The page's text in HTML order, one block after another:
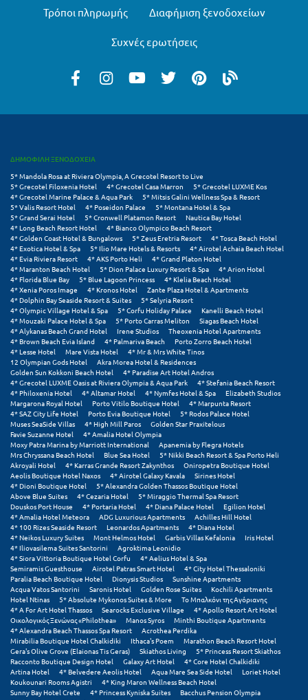
Μαραθώνας Αττικής
Μέτσοβο
Μήλος
Μονεμβασιά
Μουζάκι
Μπαλί Κρήτης
Μπάνσκο
Μπούκα Μεσσηνίας
Μύκονος
Μυστράς
Μυτιλήνη
Ν
Νάξος
Νάουσα
Ναυπακτία
Ναύπλιο
Νέα Μάκρη
Νέα Στύρα Εύβοιας
Νέοι Πόροι Πιερίας
Ξ
Ξυλόκαστρο
Τρόποι πληρωμής Διαφήμιση ξενοδοχείων
Συχνές ερωτήσεις
ΔΗΜΟΦΙΛΗ ΞΕΝΟΔΟΧΕΙΑ
5* Mandola Rosa at Riviera Olympia, A Grecotel Resort to Live
5* Grecotel Filoxenia Hotel
4* Grecotel Casa Marron
5* Grecotel LUXME Kos
4* Grecotel Marine Palace & Aqua Park
5* Mitsis Galini Wellness Spa & Resort
5* Valis Resort Hotel
4* Poseidon Palace
5* Montana Hotel & Spa
5* Grand Serai Hotel
5* Cronwell Platamon Resort
Nautica Bay Hotel
4* Long Beach Resort Hotel
4* Bianco Olympico Beach Resort
4* Golden Coast Hotel & Bungalows
5* Zeus Eretria Resort
4* Tosca Beach Hotel
4* Exotica Hotel & Spa
5* Ilio Mare Hotels & Resorts
4* Airotel Achaia Beach Hotel
4* Evia Riviera Resort
4* AKS Porto Heli
4* Grand Platon Hotel
4* Maranton Beach Hotel
5* Dion Palace Luxury Resort & Spa
4* Arion Hotel
4* Florida Blue Bay
5* Blue Lagoon Princess
4* Klelia Beach Hotel
4* Xenia Poros Image
4* Kronos Hotel
Zante Plaza Hotel & Apartments
4* Dolphin Bay Seaside Resort & Suites
5* Selyria Resort
4* Olympic Village Hotel & Spa
5* Corfu Holiday Palace
Kanelli Beach Hotel
4* Mouzaki Palace Hotel & Spa
5* Porto Carras Meliton
Siagas Beach Hotel
4* Alykanas Beach Grand Hotel
Irene Studios
Theoxenia Hotel Apartments
4* Brown Beach Evia Island
4* Palmariva Beach
Porto Zorro Beach Hotel
4* Lesse Hotel
Mare Vista Hotel
4* Mr & Mrs White Tinos
12 Olympian Gods Hotel
Akra Morea Hotel & Residences
Golden Sun Kokkoni Beach Hotel
4* Paradise Art Hotel Andros
4* Grecotel LUXME Oasis at Riviera Olympia & Aqua Park
4* Stefania Beach Resort
4* Philoxenia Hotel
4* Altamar Hotel 4* Nymfes Hotel & Spa
Elizabeth Studios
Margarona Royal Hotel
Porto Vitilo Boutique Hotel
4* Marpunta Resort
4* SAZ City Life Hotel
Porto Evia Boutique Hotel
5* Rodos Palace Hotel
Muses SeaSide Villas
4* High Mill Paros
Golden Star Praxitelous
Favie Suzanne Hotel
4* Amalia Hotel Olympia
Moxy Patra Marina by Marriott International
Apanemia by Flegra Hotels
Mrs Chryssana Beach Hotel
Blue Sea Hotel
5* Nikki Beach Resort & Spa Porto Heli
Akroyali Hotel
4* Karras Grande Resort Zakynthos
Oniropetra Boutique Hotel
Aeolis Boutique Hotel Naxos
4* Airotel Galaxy Kavala
Sirines Hotel
4* Dioni Boutique Hotel
5* Alexandra Golden Thassos Boutique Hotel
Above Blue Suites
4* Cezaria Hotel
5* Miraggio Thermal Spa Resort
Douskos Port House
4* Portaria Hotel 4* Diana Palace Hotel
Egilion Hotel
4* Amalia Hotel Meteora
ADG Luxurious Apartments
Achilles Hill Hotel
4* 100 Rizes Seaside Resort
Leonardos Apartments
4* Diana Hotel
4* Neikos Luxury Suites
Mont Helmos Hotel Garbis Villas Kefalonia
Iris Hotel
4* Iliovasilema Suites Santorini
Agroktima Leonidio
4* Siora Vittoria Boutique Hotel Corfu
4* Aelius Hotel & Spa
Semiramis Guesthouse
Airotel Patras Smart Hotel
4* City Hotel Thessaloniki
Paralia Beach Boutique Hotel
Dionysis Studios
Sunshine Apartments
Acqua Vatos Santorini
Saronis Hotel Golden Rose Suites
Kochili Apartments
Hotel Ntinas
5* Absolute Mykonos Suites & More
Το Μπαλκόνι της Αγόριανης
4* A For Art Hotel Thassos
Searocks Exclusive Village
4* Apollo Resort Art Hotel
Οικολογικός Ξενώνας «Philothea»
Manos Syros
Minthi Boutique Apartments
4* Alexandra Beach Thassos Spa Resort
Acrothea Perdika
Mirabilia Boutique Hotel Chalkidiki
Ithaca's Poem
Marathon Beach Resort Hotel
Gera's Olive Grove (Elaionas Tis Geras)
Skiathos Living
5* Princess Resort Skiathos
Racconto Boutique Design Hotel
Galaxy Art Hotel
4* Core Hotel Chalkidiki
Artina Hotel
4* Belvedere Aeolis Hotel Aqua Mare Sea Side Hotel
Loriet Hotel
Koukounari Rooms Agistri
4* King Maron Wellness Beach Hotel
Sunny Bay Hotel Crete
4* Princess Kyniska Suites
Bacchus Pension Olympia